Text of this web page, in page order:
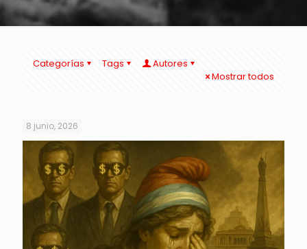
Categorías Tags
Autores
Mostrar todos
8 junio, 2026